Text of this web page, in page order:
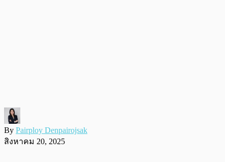
By Pairploy Denpairojsak
สิงหาคม 20, 2025